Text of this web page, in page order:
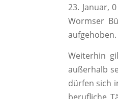
23. Januar,
Wormser
aufgehoben.
Weiterhin
außerhalb
dürfen sich